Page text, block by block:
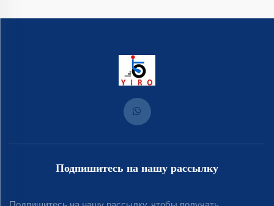
Подпишитесь на нашу рассылку